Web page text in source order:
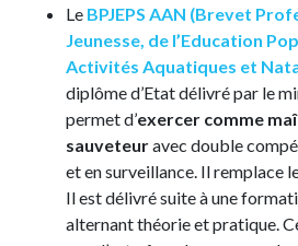
Le BPJEPS AAN (Brevet
Jeunesse, de l’Education
Activités Aquatiques et
diplôme d’Etat délivré par le
permet d’exercer comme
sauveteuravec double
et en surveillance. Il remplace
Il est délivré suite à une
alternant théorie et pratique.